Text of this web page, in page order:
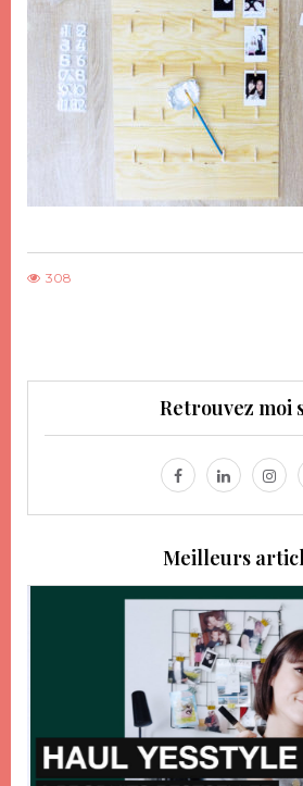
308
Retrouvez moi
Meilleurs